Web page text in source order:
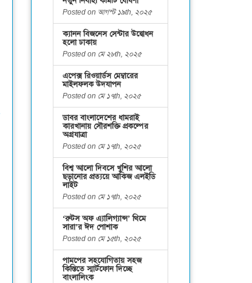
Posted on আগস্ট ১৯th, ২০২৫
ক্যানন বিজনেস সেন্টার উদ্বোধন
হলো ঢাকায়
Posted on মে ২৮th, ২০২৫
এপেক্স রিওয়ার্ডস মেম্বারের
মাইলফলক উদযাপন
Posted on মে ১৭th, ২০২৫
ডাবর বাংলাদেশের ধামরাই
কারখানায় সৌরশক্তি প্রকল্পের
অগ্রযাত্রা
Posted on মে ১৭th, ২০২৫
বিশ্ব আলো দিবসে খুশির আলো
ছড়ানোর প্রত্যয়ে আকিজ এলইডি
লাইট
Posted on মে ১৭th, ২০২৫
‘রুটস অফ এ্যালিগ্যান্স’ থিমে
সারা’র ঈদ পোশাক
Posted on মে ১৫th, ২০২৫
পামপের সহযোগিতায় সহজ
কিস্তিতে স্মার্টফোন দিচ্ছে
বাংলালিংক